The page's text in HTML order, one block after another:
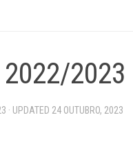
2023
· UPDATED 24 OUTUBRO, 2023